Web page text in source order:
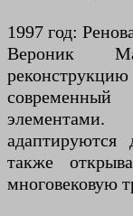
1997 год:
Вероник
адаптируются
также
многовековую